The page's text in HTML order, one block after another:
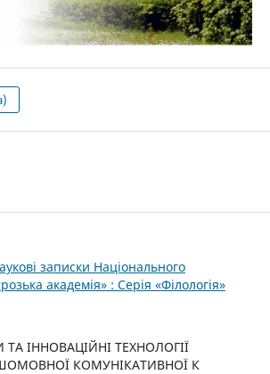
записки Національного
академія» : Серія «Філологія»
ІННОВАЦІЙНІ ТЕХНОЛОГІЇ
КОМУНІКАТИВНОЇ К